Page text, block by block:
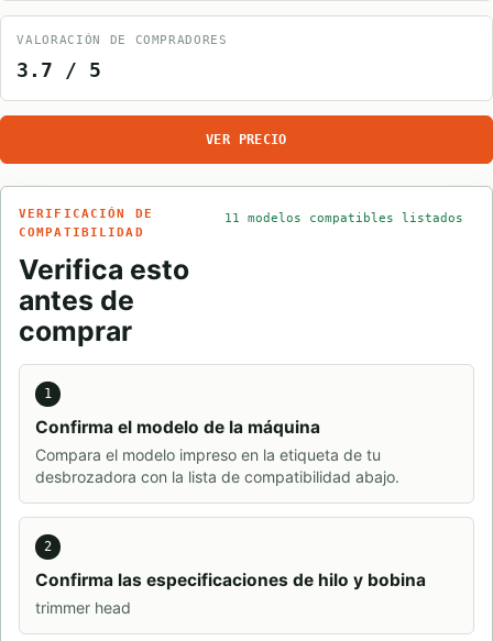
VALORACIÓN DE COMPRADORES
3.7 / 5
VER PRECIO
VERIFICACIÓN DE
COMPATIBILIDAD
Verifica esto
antes de
comprar
11 modelos compatibles listados
1
Confirma el modelo de la máquina
Compara el modelo impreso en la etiqueta de tu
desbrozadora con la lista de compatibilidad abajo.
2
Confirma las especificaciones de hilo y bobina
trimmer head